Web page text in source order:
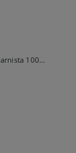
Kiwi Garden GUATEMALA Kawa ziarnista 100% Arabica 200g puszka PALONA MAJ 2026